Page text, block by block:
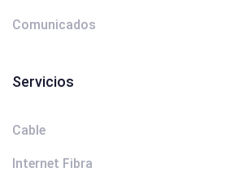
Comunicados
Servicios
Cable
Internet Fibra